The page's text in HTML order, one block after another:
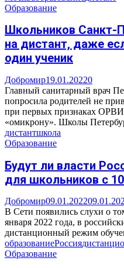
Образование
Школьников Санкт-
на дистант, даже
один ученик
Добромир19.01.20220
Главный санитарный врач
попросила родителей не
при первых признаках
«омикрону». Школы
дистантшкола
Образование
Будут ли власти
для школьников с
Добромир09.01.2022
В Сети появились слухи о
января 2022 года, в
дистанционный режим
образованиеРоссия
Образование